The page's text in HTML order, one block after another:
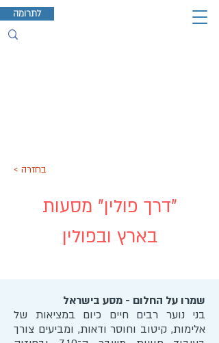
לתרומה
< בחזרה
"דרך פולין" מסעות
בארץ ובפולין
שמרו על החלום - מסע בישראל
בני נוער רבים חיים כיום במציאות של
אלימות, קיטוב וחוסר ודאות, ומביעים צורך